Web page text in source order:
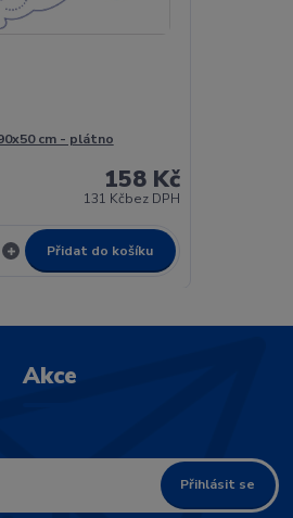
cm - plátno
158 Kč
131 Kčbez DPH
Přidat do košíku
Akce
Přihlásit se